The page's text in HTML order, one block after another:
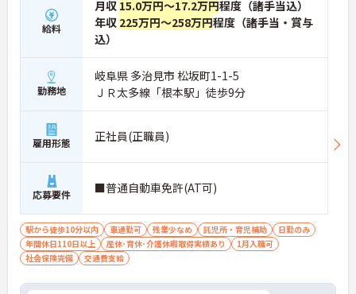
給料
月収 15.0万円～17.2万円程度（諸手当込）
年収 225万円～258万円程度（諸手当・賞与
込）
勤務地
岐阜県 多治見市 松坂町1-1-5
ＪＲ太多線「根本駅」徒歩9分
雇用形態 正社員(正職員)
応募要件 ■普通自動車免許(AT可)
駅から徒歩10分以内 車通勤可 残業少なめ 託児所・育児補助
日勤のみ
年間休日110日以上
産休･育休･介護休暇取得実績あり
1月入職可
社会保険完備
交通費支給